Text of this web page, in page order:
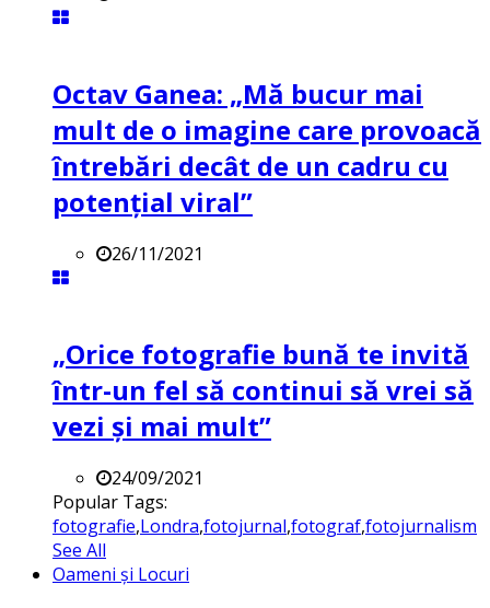
Octav Ganea: „Mă bucur mai
mult de o imagine care provoacă
întrebări decât de un cadru cu
potenţial viral”
26/11/2021
„Orice fotografie bună te invită
într-un fel să continui să vrei să
vezi și mai mult”
24/09/2021
Popular Tags:
fotografie,Londra,fotojurnal,fotograf,fotojurnalism
See All
Oameni și Locuri